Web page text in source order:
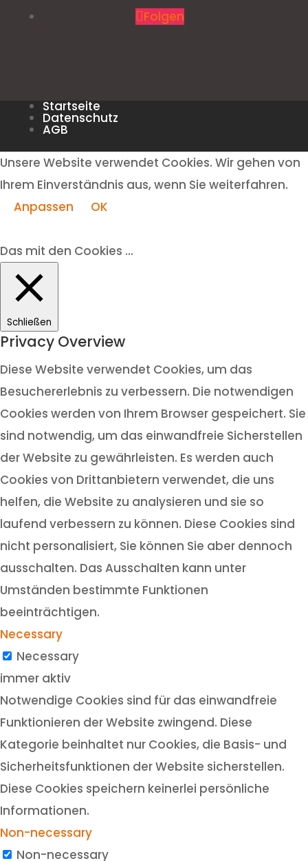
Folgen
Startseite
Datenschutz
AGB
Unsere Website verwendet Cookies. Wir gehen von
Ihrem Einverständnis aus, wenn Sie weiterfahren.
Anpassen
OK
Das mit den Cookies ...
Schließen
Privacy Overview
Diese Website verwendet Cookies, um das
Besuchererlebnis zu verbessern. Die notwendigen
Cookies werden von Ihrem Browser gespeichert. Sie
sind notwendig, um das einwandfreie Sicherstellen
der Website zu gewährleisten. Es werden auch
Cookies von Drittanbietern verwendet, die uns
helfen, die Website zu analysieren und sie so
laufend verbessern zu können. Diese Cookies sind
nicht personalisiert, Sie können Sie aber dennoch
ausschalten. Das Ausschalten kann unter
Umständen bestimmte Funktionen
beeinträchtigen.
Necessary
Necessary
immer aktiv
Notwendige Cookies sind für das einwandfreie
Funktionieren der Website zwingend. Diese
Kategorie beinhaltet nur Cookies, die Basis- und
Sicherheitsfunktionen der Website sicherstellen.
Diese Cookies speichern keinerlei persönliche
Informationen.
Non-necessary
Non-necessary